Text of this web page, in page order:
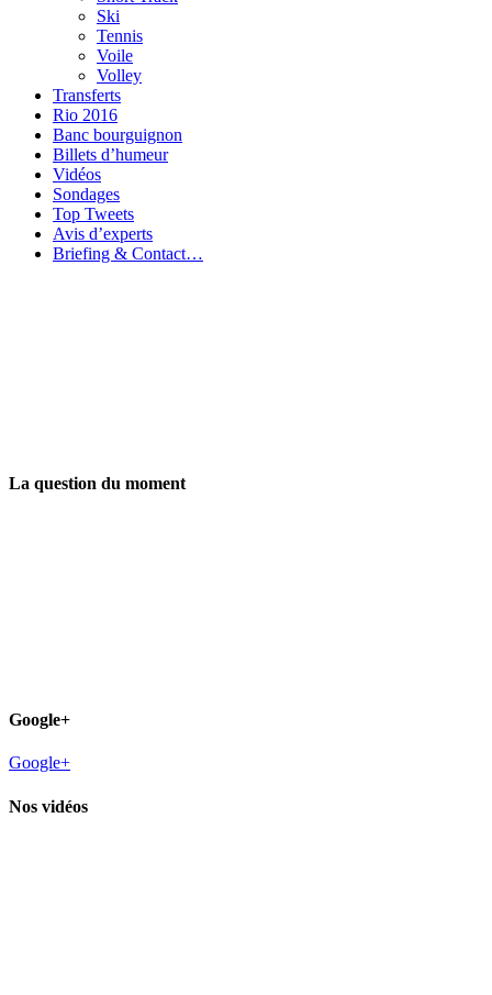
Ski
Tennis
Voile
Volley
Transferts
Rio 2016
Banc bourguignon
Billets d’humeur
Vidéos
Sondages
Top Tweets
Avis d’experts
Briefing & Contact…
La question du moment
Google+
Google+
Nos vidéos